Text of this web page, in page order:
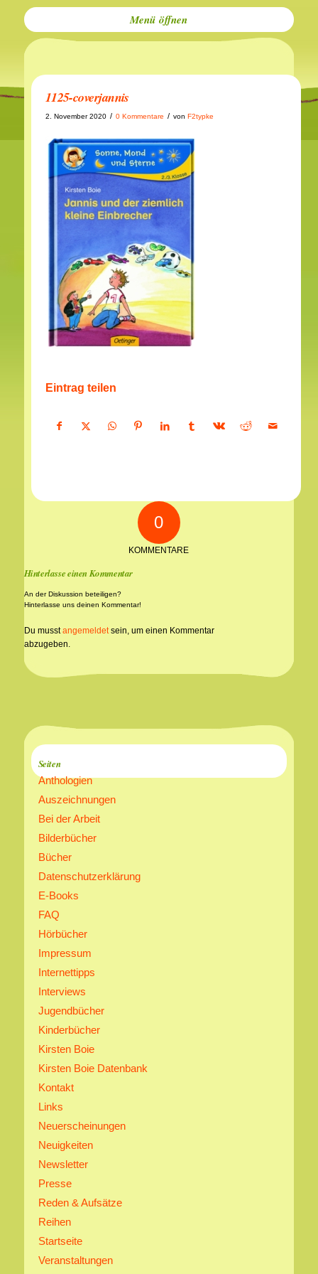
Menü
1125-coverjannis
2. November 2020 / 0 Kommentare / von F2typke
Eintrag teilen
0
KOMMENTARE
Hinterlasse einen Kommentar
An der Diskussion beteiligen?
Hinterlasse uns deinen Kommentar!
Du musstangemeldetsein, um einen Kommentar
abzugeben.
Seiten
Anthologien
Auszeichnungen
Bei der Arbeit
Bilderbücher
Bücher
Datenschutzerklärung
E-Books
FAQ
Hörbücher
Impressum
Internettipps
Interviews
Jugendbücher
Kinderbücher
Kirsten Boie
Kirsten Boie Datenbank
Kontakt
Links
Neuerscheinungen
Neuigkeiten
Newsletter
Presse
Reden & Aufsätze
Reihen
Startseite
Veranstaltungen